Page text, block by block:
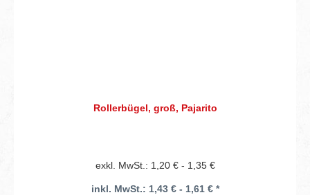
Rollerbügel, groß, Pajarito
exkl. MwSt.: 1,20 € - 1,35 €
inkl. MwSt.: 1,43 € - 1,61 € *